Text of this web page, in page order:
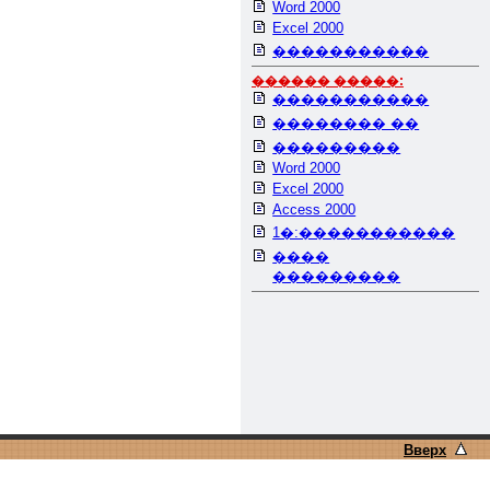
Word 2000
Excel 2000
�����������
������ �����:
�����������
�������� ��
���������
Word 2000
Excel 2000
Access 2000
1�:�����������
����
���������
Вверх